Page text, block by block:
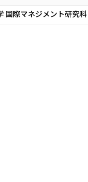
国際マネジメント研究